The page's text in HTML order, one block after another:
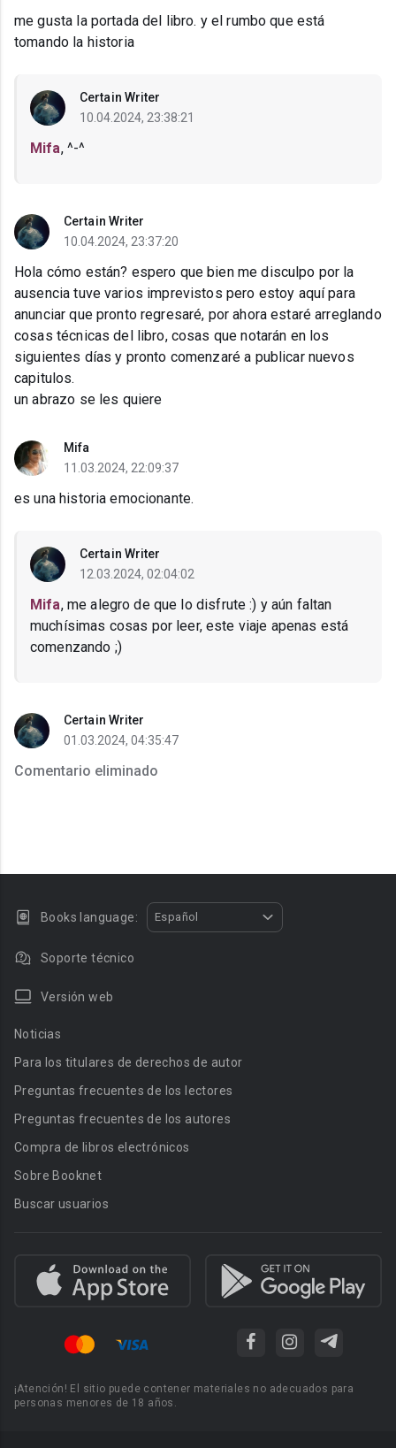
me gusta la portada del libro. y el rumbo que está
tomando la historia
Certain Writer
10.04.2024, 23:38:21
Mifa, ^-^
Certain Writer
10.04.2024, 23:37:20
Hola cómo están? espero que bien me disculpo por la
ausencia tuve varios imprevistos pero estoy aquí para
anunciar que pronto regresaré, por ahora estaré arreglando
cosas técnicas del libro, cosas que notarán en los
siguientes días y pronto comenzaré a publicar nuevos
capitulos.
un abrazo se les quiere
Mifa
11.03.2024, 22:09:37
es una historia emocionante.
Certain Writer
12.03.2024, 02:04:02
Mifa, me alegro de que lo disfrute :) y aún faltan
muchísimas cosas por leer, este viaje apenas está
comenzando ;)
Certain Writer
01.03.2024, 04:35:47
Comentario eliminado
Books language: Español
Soporte técnico
Versión web
Noticias
Para los titulares de derechos de autor
Preguntas frecuentes de los lectores
Preguntas frecuentes de los autores
Compra de libros electrónicos
Sobre Booknet
Buscar usuarios
¡Atención! El sitio puede contener materiales no adecuados para
personas menores de 18 años.